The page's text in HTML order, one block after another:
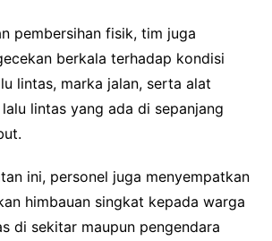
pembersihan fisik, tim juga
berkala terhadap kondisi
lintas, marka jalan, serta alat
lintas yang ada di sepanjang
ini, personel juga menyempatkan
himbauan singkat kepada warga
di sekitar maupun pengendara